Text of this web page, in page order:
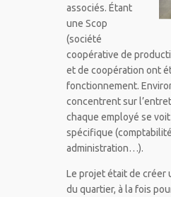
associés. Étant
une Scop
(société
coopérative de
et de coopération ont
fonctionnement.
concentrent sur
chaque employé se
spécifique
administration…).
Le projet était de créer
du quartier, à la fois